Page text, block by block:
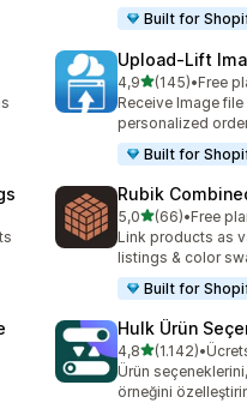
Built for
Upload‑Lift
4,95 yıldız
(145)
toplam 145•Free
Receive Image
personalized
Built for
Rubik
5,05 yıldız
(66)
toplam 66•Free
Link products as
listings & color
Built for
Hulk Ürün
4,85 yıldız
(1.142)
toplam 1142•
Ürün
örneğini